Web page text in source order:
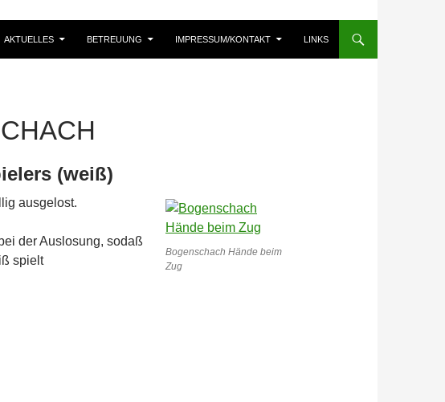
AKTUELLES BETREUUNG IMPRESSUM/KONTAKT LINKS
(weiß)
Bogenschach Hände beim
Zug
ausgelost.
der Auslosung, sodaß
spielt